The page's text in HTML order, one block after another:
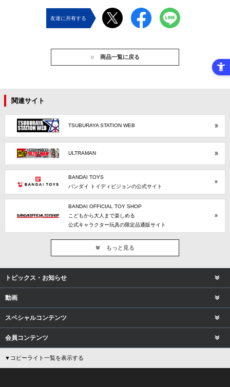
友達に共有する
商品一覧に戻る
関連サイト
TSUBURAYA STATION WEB
ULTRAMAN
BANDAI TOYS
バンダイ トイディビジョンの公式サイト
BANDAI OFFICIAL TOY SHOP
こどもから大人まで楽しめる
公式キャラクター玩具の限定品通販サイト
もっと見る
トピックス・お知らせ
動画
スペシャルコンテンツ
会員コンテンツ
▼コピーライト一覧を表示する